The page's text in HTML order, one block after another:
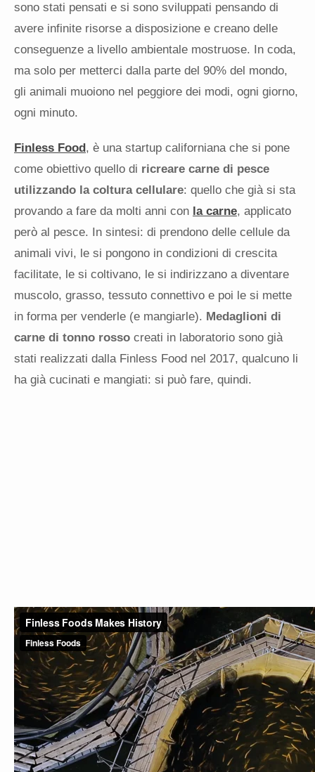
sono stati pensati e si sono sviluppati pensando di
avere infinite risorse a disposizione e creano delle
conseguenze a livello ambientale mostruose. In coda,
ma solo per metterci dalla parte del 90% del mondo,
gli animali muoiono nel peggiore dei modi, ogni giorno,
ogni minuto.
Finless Food , è una startup californiana che si pone
come obiettivo quello di ricreare carne di pesce
utilizzando la coltura cellulare: quello che già si sta
provando a fare da molti anni con la carne, applicato
però al pesce. In sintesi: di prendono delle cellule da
animali vivi, le si pongono in condizioni di crescita
facilitate, le si coltivano, le si indirizzano a diventare
muscolo, grasso, tessuto connettivo e poi le si mette
in forma per venderle (e mangiarle). Medaglioni di
carne di tonno rosso creati in laboratorio sono già
stati realizzati dalla Finless Food nel 2017, qualcuno li
ha già cucinati e mangiati: si può fare, quindi.